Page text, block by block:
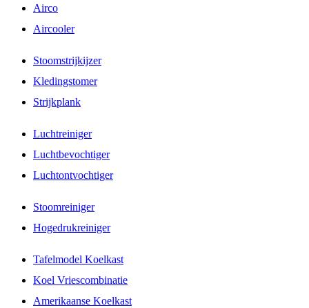
Airco
Aircooler
Stoomstrijkijzer
Kledingstomer
Strijkplank
Luchtreiniger
Luchtbevochtiger
Luchtontvochtiger
Stoomreiniger
Hogedrukreiniger
Tafelmodel Koelkast
Koel Vriescombinatie
Amerikaanse Koelkast